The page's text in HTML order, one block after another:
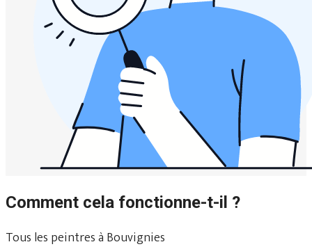
Comment cela fonctionne-t-il ?
Tous les peintres à Bouvignies